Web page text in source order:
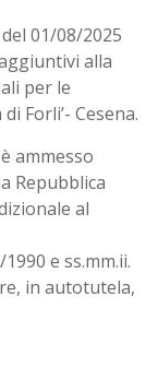
01/08/2025
alla
per le
Forli’- Cesena.
ammesso
Repubblica
al
e ss.mm.ii.
in autotutela,